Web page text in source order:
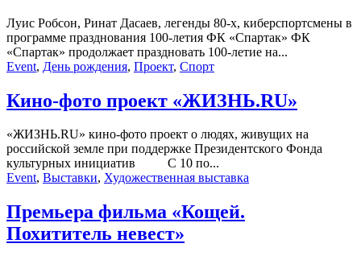
Луис Робсон, Ринат Дасаев, легенды 80-х, киберспортсмены в
программе празднования 100-летия ФК «Спартак» ФК
«Спартак» продолжает праздновать 100-летие на...
Event, День рождения, Проект, Спорт
Кино-фото проект «ЖИЗНЬ.RU»
«ЖИЗНЬ.RU» кино-фото проект о людях, живущих на
российской земле при поддержке Президентского Фонда
культурных инициатив С 10 по...
Event, Выставки, Художественная выставка
Премьера фильма «Кощей.
Похититель невест»